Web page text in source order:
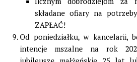
składane ofiary na
ZAPŁAĆ!
Od poniedziałku, w kancelarii,
intencje mszalne na rok